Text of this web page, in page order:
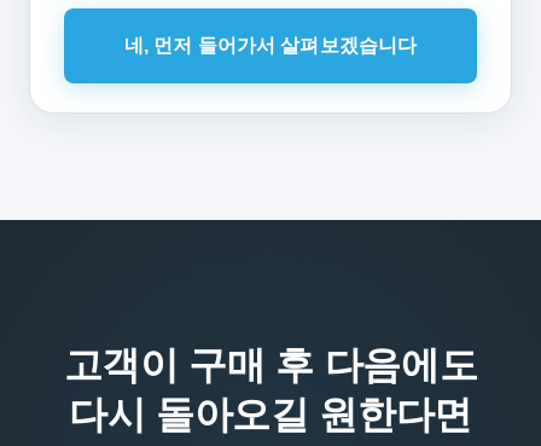
네, 먼저 들어가서 살펴보겠습니다
고객이 구매 후 다음에도
다시 돌아오길 원한다면